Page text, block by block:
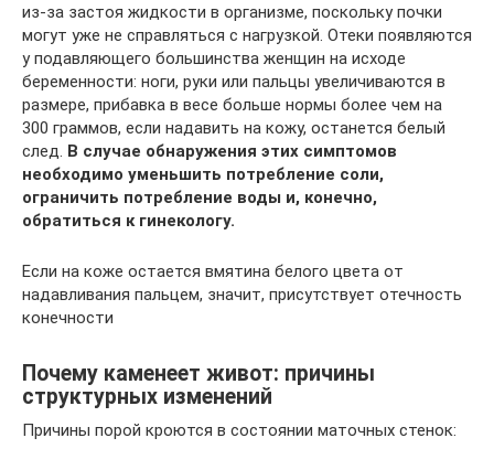
из-за застоя жидкости в организме, поскольку почки
могут уже не справляться с нагрузкой. Отеки появляются
у подавляющего большинства женщин на исходе
беременности: ноги, руки или пальцы увеличиваются в
размере, прибавка в весе больше нормы более чем на
300 граммов, если надавить на кожу, останется белый
след. В случае обнаружения этих симптомов
необходимо уменьшить потребление соли,
ограничить потребление воды и, конечно,
обратиться к гинекологу.
Если на коже остается вмятина белого цвета от
надавливания пальцем, значит, присутствует отечность
конечности
Почему каменеет живот: причины
структурных изменений
Причины порой кроются в состоянии маточных стенок: